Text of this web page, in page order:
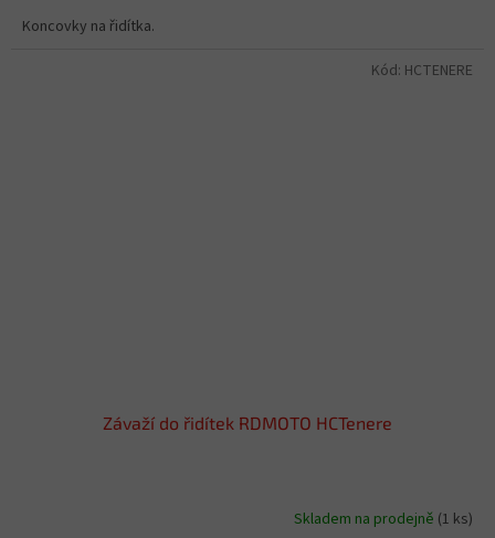
Koncovky na řidítka.
Závaží do řidítek RDMOTO HCTenere
Skladem na prodejně (1 ks)
Kód: HCTENERE